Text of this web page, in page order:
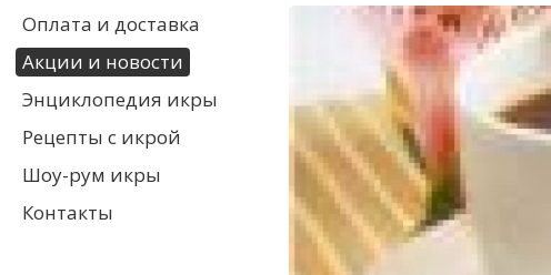
Оплата и доставка
Акции и новости
Энциклопедия икры
Рецепты с икрой
Шоу-рум икры
Контакты